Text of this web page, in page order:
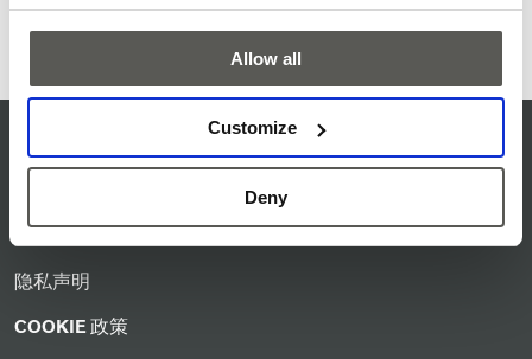
Allow all
Customize
Deny
Leener以表彰他的GridScan/Mini项目。
服务准则
隐私声明
COOKIE 政策